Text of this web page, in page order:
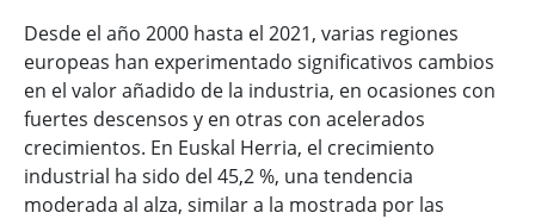
Desde el año 2000 hasta el 2021, varias regiones
europeas han experimentado significativos cambios
en el valor añadido de la industria, en ocasiones con
fuertes descensos y en otras con acelerados
crecimientos. En Euskal Herria, el crecimiento
industrial ha sido del 45,2 %, una tendencia
moderada al alza, similar a la mostrada por las